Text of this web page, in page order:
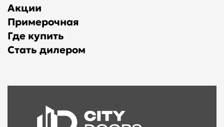
Акции
Примерочная
Где купить
Стать дилером